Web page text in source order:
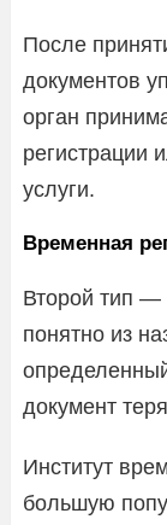
После
документов
орган
регистрации
услуги.
Временная
Второй тип —
понятно из
документ
Институт
большую